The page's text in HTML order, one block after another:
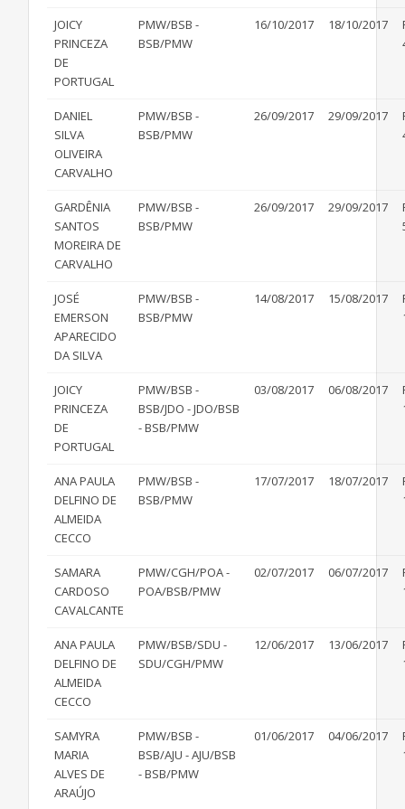
JOICY
PRINCEZA
DE
PORTUGAL
PMW/BSB -
BSB/PMW
16/10/2017 18/10/2017
DANIEL
SILVA
OLIVEIRA
CARVALHO
PMW/BSB -
BSB/PMW
26/09/2017 29/09/2017
GARDÊNIA
SANTOS
MOREIRA DE
CARVALHO
PMW/BSB -
BSB/PMW
26/09/2017 29/09/2017
JOSÉ
EMERSON
APARECIDO
DA SILVA
PMW/BSB -
BSB/PMW
14/08/2017 15/08/2017
JOICY
PRINCEZA
DE
PORTUGAL
PMW/BSB -
BSB/JDO - JDO/BSB
- BSB/PMW
03/08/2017 06/08/2017
ANA PAULA
DELFINO DE
ALMEIDA
CECCO
PMW/BSB -
BSB/PMW
17/07/2017 18/07/2017
SAMARA
CARDOSO
CAVALCANTE
PMW/CGH/POA -
POA/BSB/PMW
02/07/2017 06/07/2017
ANA PAULA
DELFINO DE
ALMEIDA
CECCO
PMW/BSB/SDU -
SDU/CGH/PMW
12/06/2017 13/06/2017
SAMYRA
MARIA
ALVES DE
ARAÚJO
PMW/BSB -
BSB/AJU - AJU/BSB
- BSB/PMW
01/06/2017 04/06/2017